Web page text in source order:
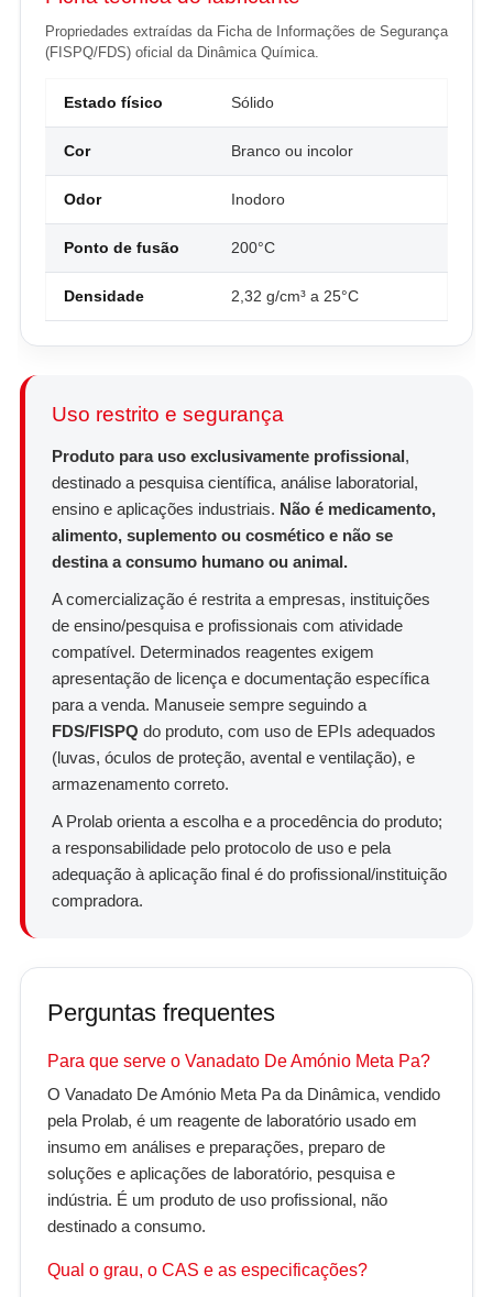
Propriedades extraídas da Ficha de Informações de Segurança
(FISPQ/FDS) oficial da Dinâmica Química.
Estado físico Sólido
Cor Branco ou incolor
Odor Inodoro
Ponto de fusão 200°C
Densidade 2,32 g/cm³ a 25°C
Uso restrito e segurança
Produto para uso exclusivamente profissional,
destinado a pesquisa científica, análise laboratorial,
ensino e aplicações industriais. Não é medicamento,
alimento, suplemento ou cosmético e não se
destina a consumo humano ou animal.
A comercialização é restrita a empresas, instituições
de ensino/pesquisa e profissionais com atividade
compatível. Determinados reagentes exigem
apresentação de licença e documentação específica
para a venda. Manuseie sempre seguindo a
FDS/FISPQ do produto, com uso de EPIs adequados
(luvas, óculos de proteção, avental e ventilação), e
armazenamento correto.
A Prolab orienta a escolha e a procedência do produto;
a responsabilidade pelo protocolo de uso e pela
adequação à aplicação final é do profissional/instituição
compradora.
Perguntas frequentes
Para que serve o Vanadato De Amónio Meta Pa?
O Vanadato De Amónio Meta Pa da Dinâmica, vendido
pela Prolab, é um reagente de laboratório usado em
insumo em análises e preparações, preparo de
soluções e aplicações de laboratório, pesquisa e
indústria. É um produto de uso profissional, não
destinado a consumo.
Qual o grau, o CAS e as especificações?